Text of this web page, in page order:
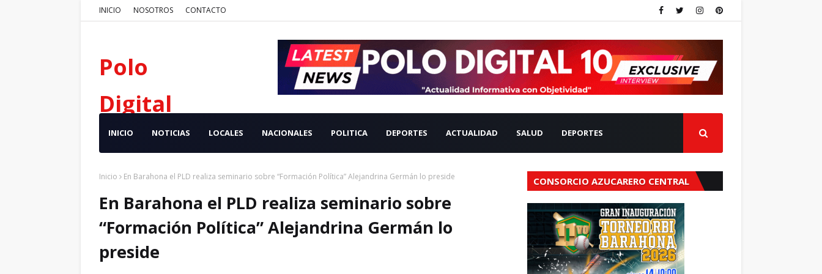
INICIO NOSOTROS CONTACTO
Polo
Digital
INICIO NOTICIAS LOCALES NACIONALES POLITICA DEPORTES ACTUALIDAD SALUD DEPORTES
Inicio En Barahona el PLD realiza seminario sobre “Formación Política” Alejandrina Germán lo preside
En Barahona el PLD realiza seminario sobre
“Formación Política” Alejandrina Germán lo
preside
CONSORCIO AZUCARERO CENTRAL